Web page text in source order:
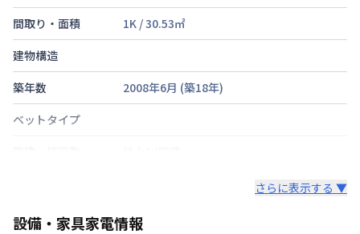
間取り・面積
1K /30.53㎡
建物構造
築年数
2008年6月 (築18年)
ベットタイプ
部屋の向き
タイプによって異なる
さらに表示する ▼
設備・家具家電情報